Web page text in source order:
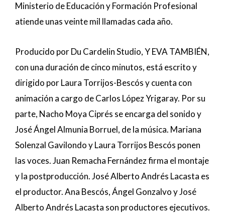
Ministerio de Educación y Formación Profesional
atiende unas veinte mil llamadas cada año.
Producido por Du Cardelin Studio, Y EVA TAMBIÉN,
con una duración de cinco minutos, está escrito y
dirigido por Laura Torrijos-Bescós y cuenta con
animación a cargo de Carlos López Yrigaray. Por su
parte, Nacho Moya Ciprés se encarga del sonido y
José Ángel Almunia Borruel, de la música. Mariana
Solenzal Gavilondo y Laura Torrijos Bescós ponen
las voces. Juan Remacha Fernández firma el montaje
y la postproducción. José Alberto Andrés Lacasta es
el productor. Ana Bescós, Ángel Gonzalvo y José
Alberto Andrés Lacasta son productores ejecutivos.